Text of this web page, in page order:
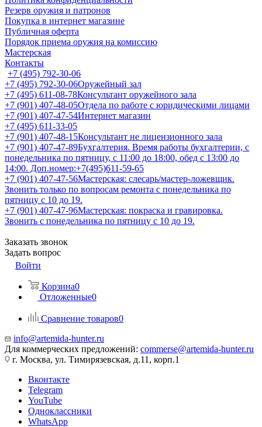
Резерв оружия и патронов
Покупка в интернет магазине
Публичная оферта
Порядок приема оружия на комиссию
Мастерская
Контакты
+7 (495) 792-30-06
+7 (495) 792-30-06Оружейный зал
+7 (495) 611-08-78Консультант оружейного зала
+7 (901) 407-48-05Отдела по работе с юридическими лицами
+7 (901) 407-47-54Интернет магазин
+7 (495) 611-33-05
+7 (901) 407-48-15Консультант не лицензионного зала
+7 (901) 407-47-89Бухгалтерия. Время работы бухгалтерии, с
понедельника по пятницу, с 11:00 до 18:00, обед с 13:00 до
14:00. Доп.номер:+7(495)611-59-65
+7 (901) 407-47-56Мастерская: слесарь/мастер-ложевщик.
Звонить только по вопросам ремонта с понедельника по
пятницу с 10 до 19.
+7 (901) 407-47-96Мастерская: покраска и гравировка.
Звонить с понедельника по пятницу с 10 до 19.
Заказать звонок
Задать вопрос
Войти
Корзина0
Отложенные0
Сравнение товаров0
info@artemida-hunter.ru
Для коммерческих предложений: commerse@artemida-hunter.ru
г. Москва, ул. Тимирязевская, д.11, корп.1
Вконтакте
Telegram
YouTube
Одноклассники
WhatsApp